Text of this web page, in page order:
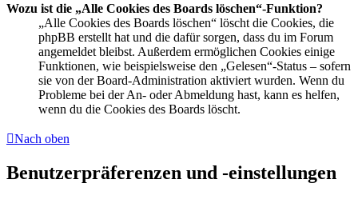
Wozu ist die „Alle Cookies des Boards löschen“-Funktion?
„Alle Cookies des Boards löschen“ löscht die Cookies, die
phpBB erstellt hat und die dafür sorgen, dass du im Forum
angemeldet bleibst. Außerdem ermöglichen Cookies einige
Funktionen, wie beispielsweise den „Gelesen“-Status – sofern
sie von der Board-Administration aktiviert wurden. Wenn du
Probleme bei der An- oder Abmeldung hast, kann es helfen,
wenn du die Cookies des Boards löscht.
Nach oben
Benutzerpräferenzen und -einstellungen